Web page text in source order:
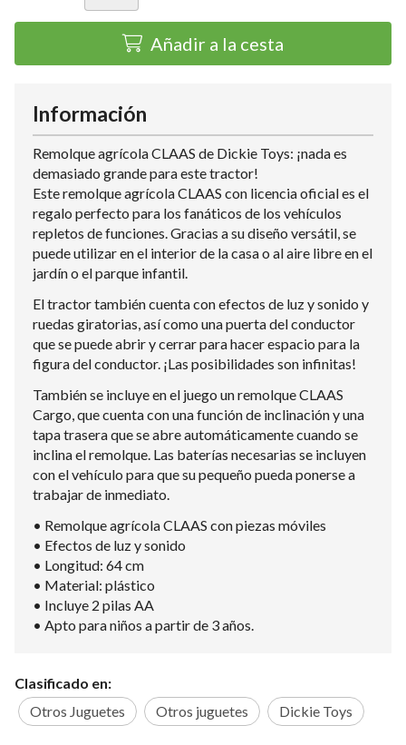
Añadir a la cesta
Información
Remolque agrícola CLAAS de Dickie Toys: ¡nada es
demasiado grande para este tractor!
Este remolque agrícola CLAAS con licencia oficial es el
regalo perfecto para los fanáticos de los vehículos
repletos de funciones. Gracias a su diseño versátil, se
puede utilizar en el interior de la casa o al aire libre en el
jardín o el parque infantil.
El tractor también cuenta con efectos de luz y sonido y
ruedas giratorias, así como una puerta del conductor
que se puede abrir y cerrar para hacer espacio para la
figura del conductor. ¡Las posibilidades son infinitas!
También se incluye en el juego un remolque CLAAS
Cargo, que cuenta con una función de inclinación y una
tapa trasera que se abre automáticamente cuando se
inclina el remolque. Las baterías necesarias se incluyen
con el vehículo para que su pequeño pueda ponerse a
trabajar de inmediato.
• Remolque agrícola CLAAS con piezas móviles
• Efectos de luz y sonido
• Longitud: 64 cm
• Material: plástico
• Incluye 2 pilas AA
• Apto para niños a partir de 3 años.
Clasificado en:
Otros Juguetes
Otros juguetes Dickie Toys